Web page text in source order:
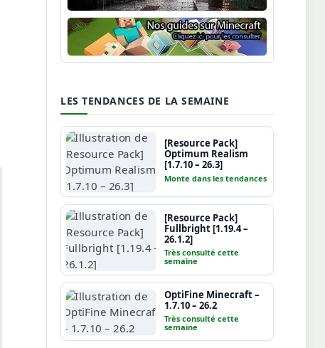
Shaders Minecraft
Guide Minecraft
LES TENDANCES DE LA SEMAINE
[Resource Pack]
Optimum Realism
[1.7.10 – 26.3]
Monte dans les tendances
[Resource Pack]
Fullbright [1.19.4 –
26.1.2]
Très consulté cette
semaine
OptiFine Minecraft –
1.7.10 – 26.2
Très consulté cette
semaine